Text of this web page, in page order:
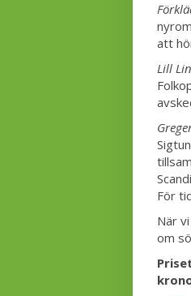
att
Lill
För
När
om